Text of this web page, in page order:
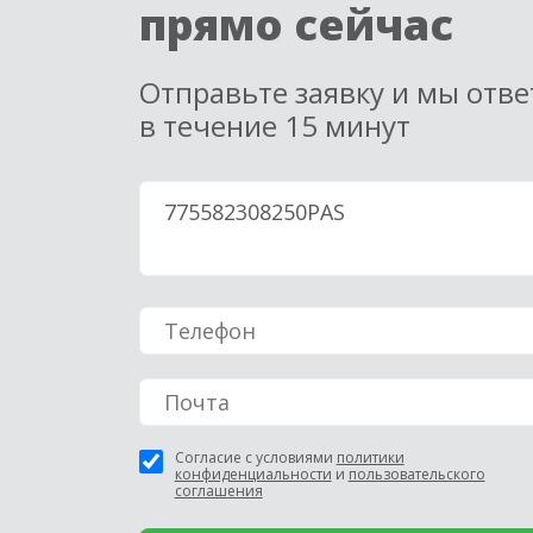
прямо сейчас
Отправьте заявку и мы
в течение 15 минут
Согласие с условиями политики
конфиденциальности и пользовательского
соглашения